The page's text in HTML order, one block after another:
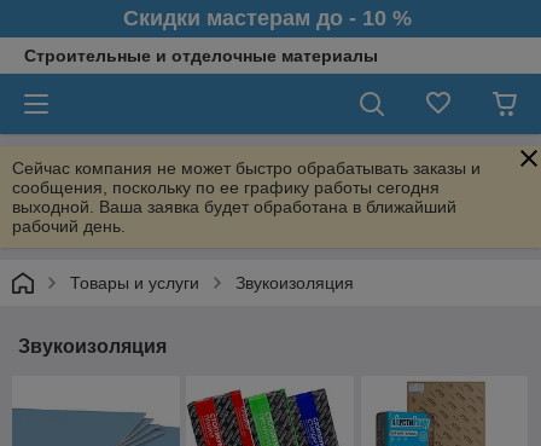
Скидки мастерам до - 10 %
Строительные и отделочные материалы
Сейчас компания не может быстро обрабатывать заказы и
сообщения, поскольку по ее графику работы сегодня
выходной. Ваша заявка будет обработана в ближайший
рабочий день.
Товары и услуги Звукоизоляция
Звукоизоляция